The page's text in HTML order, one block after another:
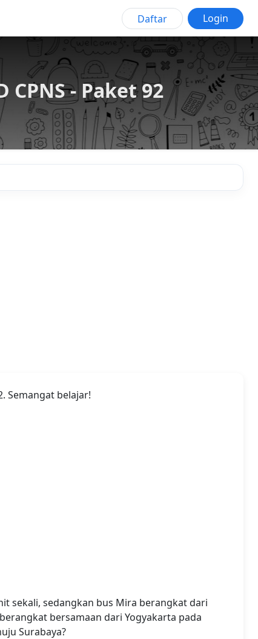
Daftar Login
- Paket 92
Semangat belajar!
sekali, sedangkan bus Mira berangkat dari
bersamaan dari Yogyakarta pada
Surabaya?